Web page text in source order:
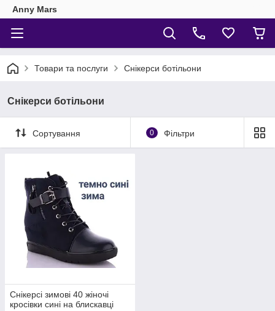
Anny Mars
Товари та послуги Снікерси ботільони
Снікерси ботільони
Сортування 0 Фільтри
Снікерсі зимові 40 жіночі
кросівки сині на блискавці